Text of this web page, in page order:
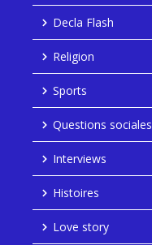
Decla Flash
Religion
Sports
Questions sociales
Interviews
Histoires
Love story